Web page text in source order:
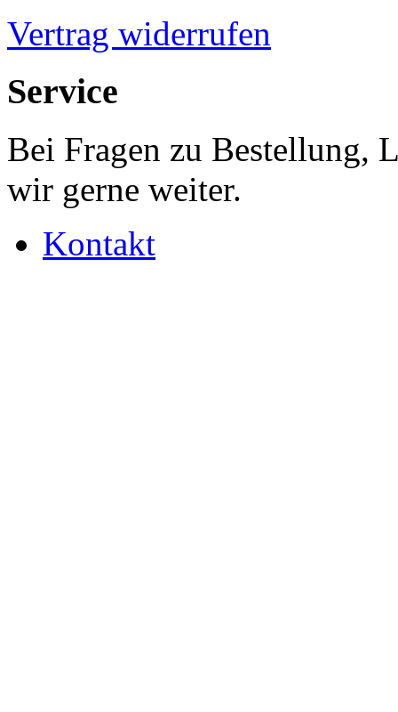
Vertrag widerrufen
Service
Bei Fragen zu Bestellung,
wir gerne weiter.
Kontakt